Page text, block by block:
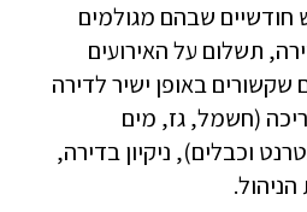
חודשיים שבהם מגולמים
תשלום על האירועים
שקשורים באופן ישיר לדירה
(חשמל, גז, מים
וכבלים), ניקיון בדירה,